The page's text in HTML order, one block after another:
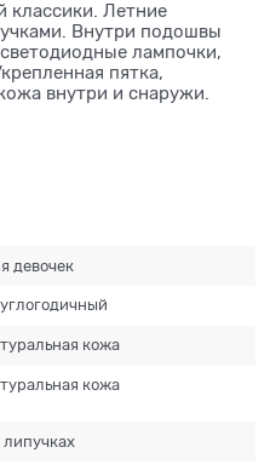
классики. Летние
Внутри подошвы
лампочки,
пятка,
внутри и снаружи.
девочек
кожа
кожа
липучках